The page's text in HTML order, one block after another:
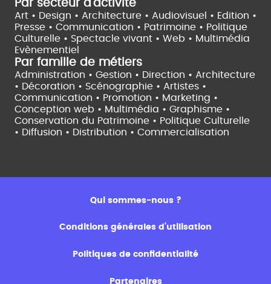
Par secteur d'activité
Art • Design • Architecture • Audiovisuel • Edition •
Presse • Communication • Patrimoine • Politique
Culturelle • Spectacle vivant • Web • Multimédia
Evènementiel
Par famille de métiers
Administration • Gestion • Direction • Architecture
• Décoration • Scénographie • Artistes •
Communication • Promotion • Marketing •
Conception web • Multimédia • Graphisme •
Conservation du Patrimoine • Politique Culturelle
• Diffusion • Distribution • Commercialisation
Qui sommes-nous ?
Conditions générales d’utilisation
Politiques de confidentialité
Partenaires